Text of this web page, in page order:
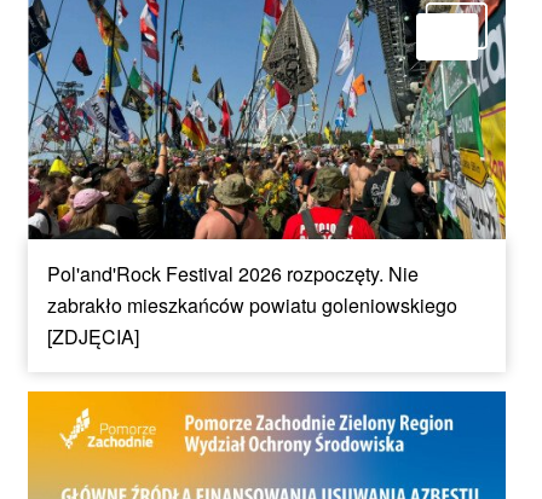
Pol'and'Rock Festival 2026 rozpoczęty. Nie
zabrakło mieszkańców powiatu goleniowskiego
[ZDJĘCIA]